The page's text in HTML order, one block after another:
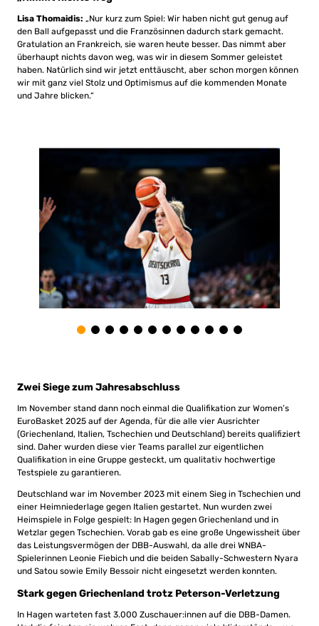
Lisa Thomaidis: „Nur kurz zum Spiel: Wir haben nicht gut genug auf
den Ball aufgepasst und die Französinnen dadurch stark gemacht.
Gratulation an Frankreich, sie waren heute besser. Das nimmt aber
überhaupt nichts davon weg, was wir in diesem Sommer geleistet
haben. Natürlich sind wir jetzt enttäuscht, aber schon morgen können
wir mit ganz viel Stolz und Optimismus auf die kommenden Monate
und Jahre blicken.“
Zwei Siege zum Jahresabschluss
Im November stand dann noch einmal die Qualifikation zur Women’s
EuroBasket 2025 auf der Agenda, für die alle vier Ausrichter
(Griechenland, Italien, Tschechien und Deutschland) bereits qualifiziert
sind. Daher wurden diese vier Teams parallel zur eigentlichen
Qualifikation in eine Gruppe gesteckt, um qualitativ hochwertige
Testspiele zu garantieren.
Deutschland war im November 2023 mit einem Sieg in Tschechien und
einer Heimniederlage gegen Italien gestartet. Nun wurden zwei
Heimspiele in Folge gespielt: In Hagen gegen Griechenland und in
Wetzlar gegen Tschechien. Vorab gab es eine große Ungewissheit über
das Leistungsvermögen der DBB-Auswahl, da alle drei WNBA-
Spielerinnen Leonie Fiebich und die beiden Sabally-Schwestern Nyara
und Satou sowie Emily Bessoir nicht eingesetzt werden konnten.
Stark gegen Griechenland trotz Peterson-Verletzung
In Hagen warteten fast 3.000 Zuschauer:innen auf die DBB-Damen.